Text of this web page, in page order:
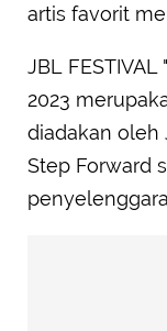
artis favorit
JBL FESTIVAL
2023
diadakan oleh
Step Forward